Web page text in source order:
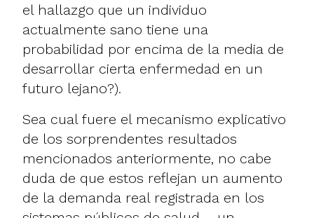
el hallazgo que un individuo
actualmente sano tiene una
probabilidad por encima de la media de
desarrollar cierta enfermedad en un
futuro lejano?).
Sea cual fuere el mecanismo explicativo
de los sorprendentes resultados
mencionados anteriormente, no cabe
duda de que estos reflejan un aumento
de la demanda real registrada en los